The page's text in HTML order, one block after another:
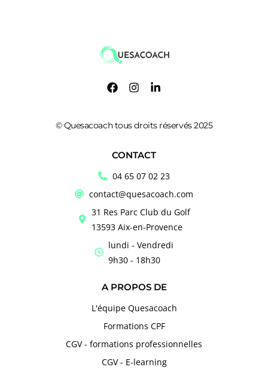
© Quesacoach tous droits réservés 2025
CONTACT
04 65 07 02 23
contact@quesacoach.com
31 Res Parc Club du Golf
13593 Aix-en-Provence
lundi - Vendredi
9h30 - 18h30
A PROPOS DE
L'équipe Quesacoach
Formations CPF
CGV - formations professionnelles
CGV - E-learning